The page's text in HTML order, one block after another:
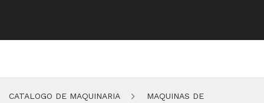
CATALOGO DE MAQUINARIA
MAQUINAS DE